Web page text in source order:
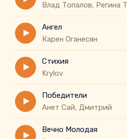
Влад Топалов, Регина
Ангел
Карен Оганесян
Стихия
Krylov
Победители
Анет Сай, Дмитрий
Вечно Молодая